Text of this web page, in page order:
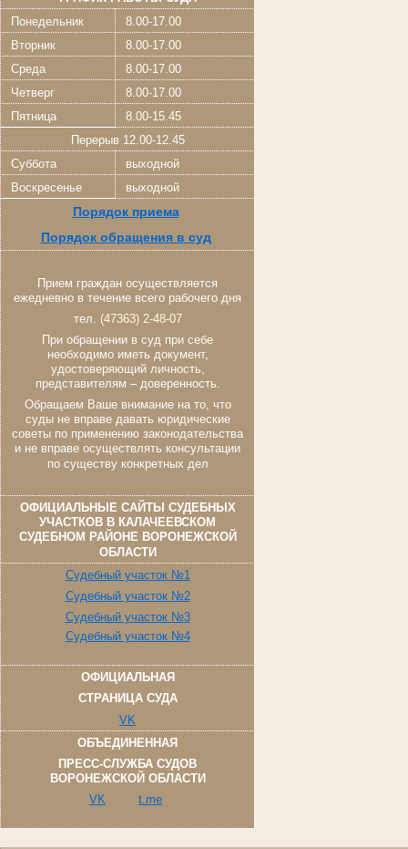
Понедельник
8.00-17.00
Вторник
8.00-17.00
Среда
8.00-17.00
Четверг
8.00-17.00
Пятница
8.00-15.45
Перерыв 12.00-12.45
Суббота
выходной
Воскресенье
выходной
Порядок приема
Порядок обращения в суд
Прием граждан осуществляется
ежедневно в течение всего рабочего дня
тел.
(47363) 2-48-07
При обращении в суд при себе
необходимо иметь документ,
удостоверяющий личность,
представителям – доверенность.
Обращаем Ваше внимание на то, что
суды не вправе давать юридические
советы по применению законодательства
и не вправе осуществлять консультации
по существу конкретных дел
ОФИЦИАЛЬНЫЕ САЙТЫ СУДЕБНЫХ
УЧАСТКОВ В КАЛАЧЕЕВСКОМ
СУДЕБНОМ РАЙОНЕ ВОРОНЕЖСКОЙ
ОБЛАСТИ
Судебный участок №1
Судебный участок №2
Судебный участок №3
Судебный участок №4
ОФИЦИАЛЬНАЯ
СТРАНИЦА СУДА
VK
ОБЪЕДИНЕННАЯ
ПРЕСС-СЛУЖБА СУДОВ
ВОРОНЕЖСКОЙ ОБЛАСТИ
VK
t.me